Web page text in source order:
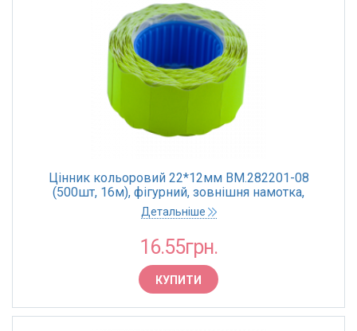
Цінник кольоровий 22*12мм BM.282201-08
(500шт, 16м), фігурний, зовнішня намотка,
жовтий(10)
Детальніше
16.55грн.
КУПИТИ